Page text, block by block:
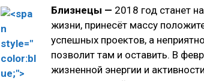
Близнецы — 2018 год станет
жизни, принесёт массу
успешных проектов, а
позволит там и оставить. В
жизненной энергии и